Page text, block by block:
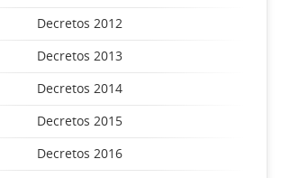
Decretos 2012
Decretos 2013
Decretos 2014
Decretos 2015
Decretos 2016